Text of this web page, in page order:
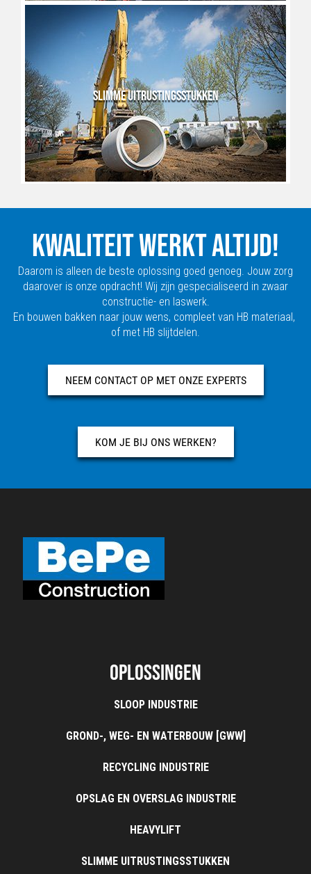
SLIMME UITRUSTINGSSTUKKEN
KWALITEIT WERKT ALTIJD!
Daarom is alleen de beste oplossing goed genoeg. Jouw zorg
daarover is onze opdracht! Wij zijn gespecialiseerd in zwaar
constructie- en laswerk.
En bouwen bakken naar jouw wens, compleet van HB materiaal,
of met HB slijtdelen.
NEEM CONTACT OP MET ONZE EXPERTS
KOM JE BIJ ONS WERKEN?
Oplossingen
SLOOP INDUSTRIE
GROND-, WEG- EN WATERBOUW [GWW]
RECYCLING INDUSTRIE
OPSLAG EN OVERSLAG INDUSTRIE
HEAVYLIFT
SLIMME UITRUSTINGSSTUKKEN